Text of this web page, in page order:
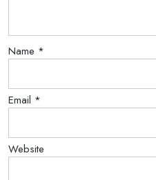
Name *
Email *
Website